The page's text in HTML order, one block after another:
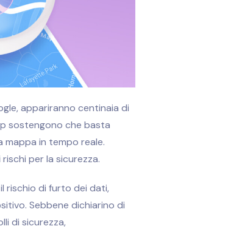
appariranno centinaia di
sostengono che basta
mappa in tempo reale.
per la sicurezza.
rischio di furto dei dati,
Sebbene dichiarino di
di sicurezza,